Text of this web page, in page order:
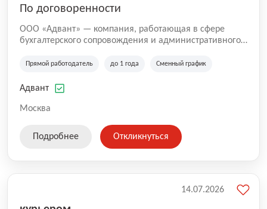
По договоренности
ООО «Адвант» — компания, работающая в сфере
бухгалтерского сопровождения и административного
зарегистрирована в Санкт-Петербурге и
лиц и коммерческих организаций.
Прямой работодатель до 1 года Сменный график
Адвант
Москва
Подробнее Откликнуться
14.07.2026